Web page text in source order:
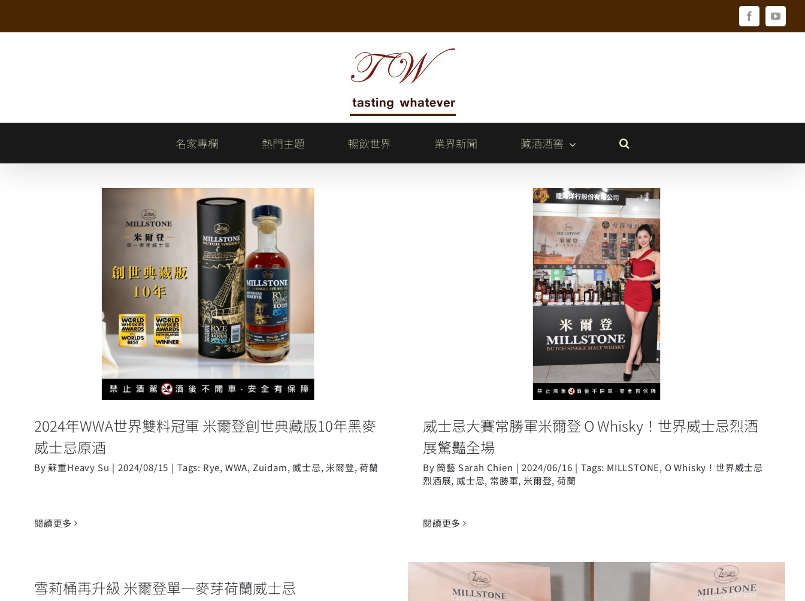
to
Facebook
名家專欄 熱門主題 暢飲世界 業界新聞 藏酒酒窖
2024年WWA世界雙料冠軍 米爾登創世典藏版10年
黑麥威士忌原酒
2024年WWA世界雙料冠軍 米爾登創世典藏版10年黑麥
威士忌原酒
By蘇重Heavy Su | 2024/08/15 | Tags: Rye, WWA, Zuidam, 威士忌, 米爾登,荷蘭
閱讀更多
威士忌大賽常勝軍米爾登 O Whisky！世界威士忌
烈酒展驚豔全場
威士忌大賽常勝軍米爾登 O Whisky！世界威士忌烈酒
展驚豔全場
By簡藝 Sarah Chien | 2024/06/16 | Tags: MILLSTONE, O Whisky！世界威士忌
烈酒展, 威士忌, 常勝軍, 米爾登,荷蘭
閱讀更多
雪莉桶再升級 米爾登單一麥芽荷蘭威士忌